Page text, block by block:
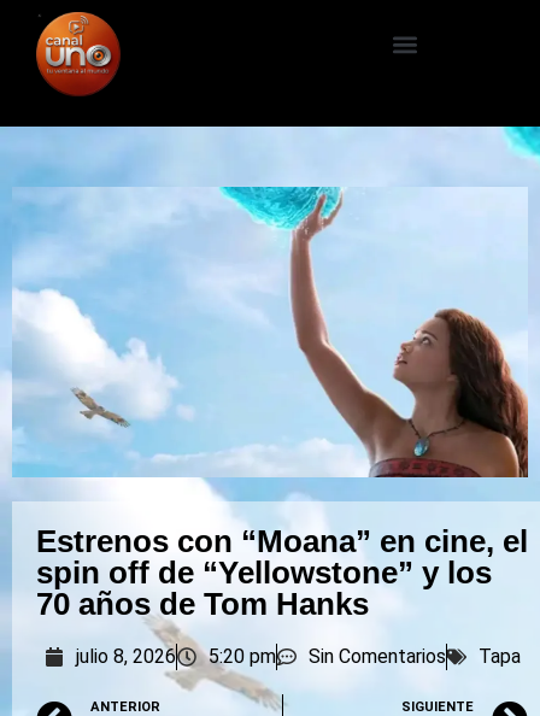
Estrenos con “Moana” en cine, el
spin off de “Yellowstone” y los
70 años de Tom Hanks
julio 8, 2026 5:20 pm Sin Comentarios Tapa
ANTERIOR SIGUIENTE